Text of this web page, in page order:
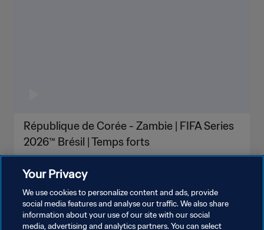
République de Corée - Zambie | FIFA Series
2026™ Brésil | Temps forts
Your Privacy
We use cookies to personalize content and ads, provide
social media features and analyse our traffic. We also share
information about your use of our site with our social
media, advertising and analytics partners. You can select